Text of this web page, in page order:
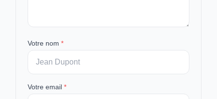
Votre nom *
Votre email *